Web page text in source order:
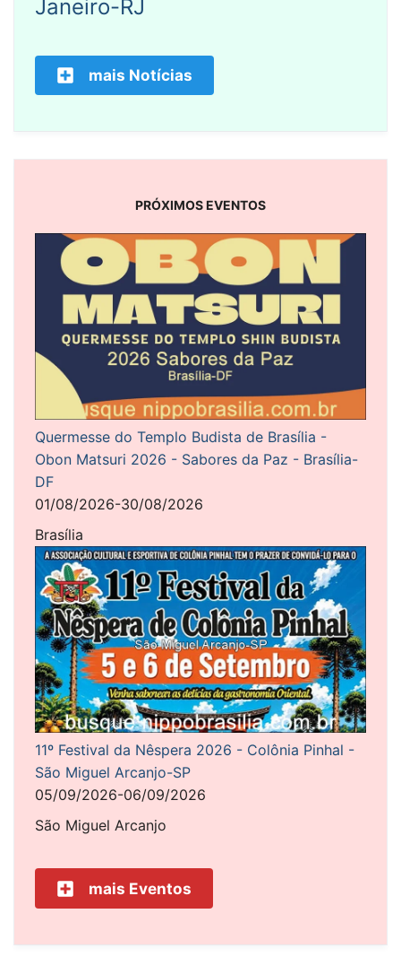
Janeiro-RJ
mais Notícias
PRÓXIMOS EVENTOS
Quermesse do Templo Budista de Brasília -
Obon Matsuri 2026 - Sabores da Paz - Brasília-
DF
01/08/2026-30/08/2026
Brasília
11º Festival da Nêspera 2026 - Colônia Pinhal -
São Miguel Arcanjo-SP
05/09/2026-06/09/2026
São Miguel Arcanjo
mais Eventos